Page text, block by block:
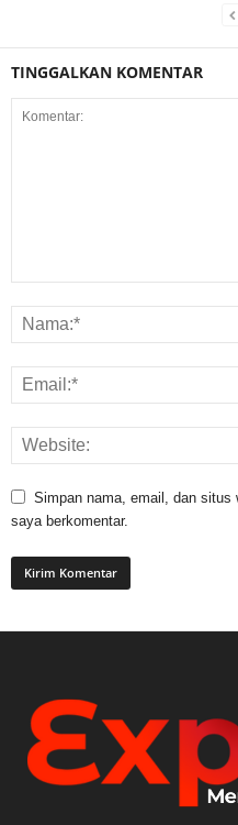
TINGGALKAN KOMENTAR
Simpan nama, email, dan situs
saya berkomentar.